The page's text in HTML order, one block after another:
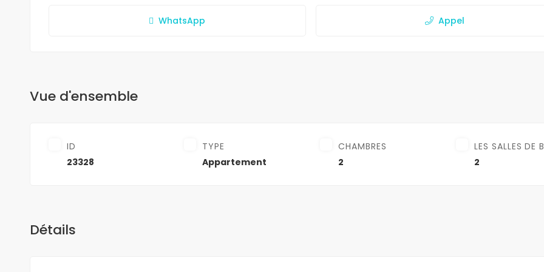
WhatsApp Appel
Vue d'ensemble
ID
23328
TYPE
Appartement
CHAMBRES
2
LES SALLES DE
2
Détails